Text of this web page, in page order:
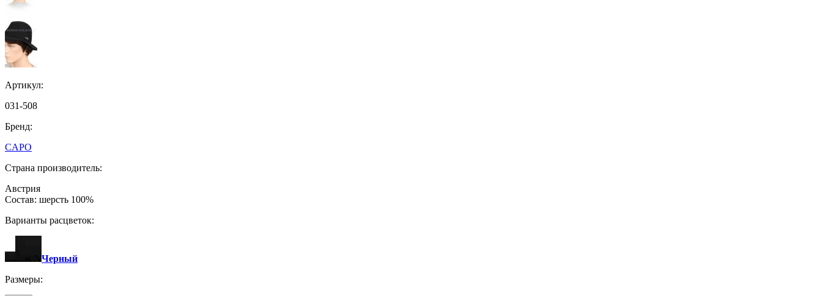
Артикул:
031-508
Бренд:
CAPO
Страна производитель:
Австрия
Состав: шерсть 100%
Варианты расцветок:
Черный
Размеры: